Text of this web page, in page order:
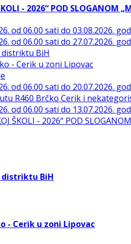
- 2026“ POD SLOGANOM
od 06.00 sati do 03.08.2026.
od 06.00 sati do 27.07.2026.
BiH
- Cerik u zoni Lipovac
od 06.00 sati do 20.07.2026.
R460 Brčko Cerik i
od 06.00 sati do 13.07.2026.
ŠKOLI - 2026“ POD
distriktu BiH
- Cerik u zoni Lipovac